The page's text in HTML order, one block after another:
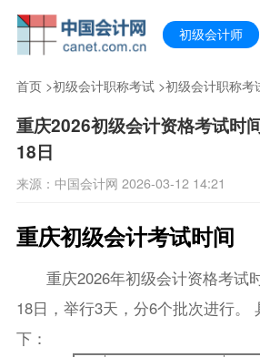
初级会计师
首页>初级会计职称考试>初级会计职称考
重庆2026初级会计资格考试时
18日
来源：中国会计网 2026-03-12 14:21
重庆初级会计考试时间
重庆2026年初级会计资格考试
18日，举行3天，分6个批次进行。
下：